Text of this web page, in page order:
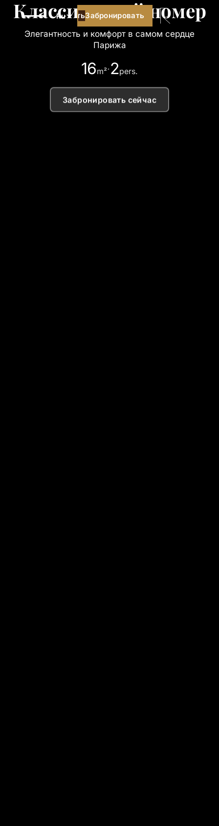
Ru Забронировать
Забронировать
Классический номер
Элегантность и комфорт в самом сердце
Парижа
16m²·2pers.
Забронировать сейчас